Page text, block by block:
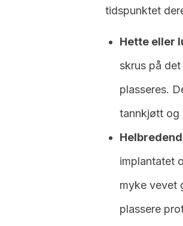
tidspunktet
Hette eller
skrus på
plasseres.
tannkjøtt og
implantatet
myke vevet
plassere